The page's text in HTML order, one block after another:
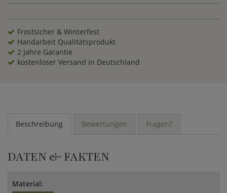
Frostsicher & Winterfest
Handarbeit Qualitätsprodukt
2 Jahre Garantie
kostenloser Versand in Deutschland
Beschreibung Bewertungen Fragen?
DATEN & FAKTEN
Material: